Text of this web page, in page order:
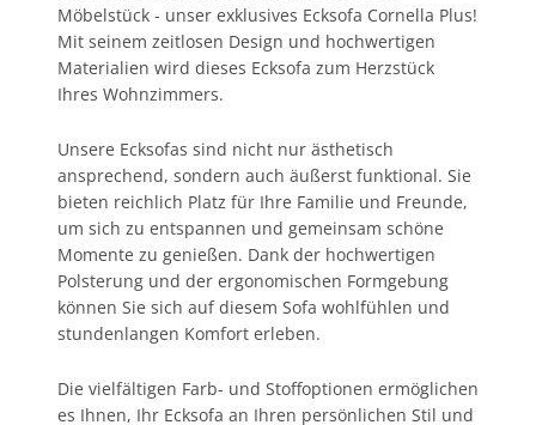
Möbelstück - unser exklusives Ecksofa Cornella Plus!
Mit seinem zeitlosen Design und hochwertigen
Materialien wird dieses Ecksofa zum Herzstück
Ihres Wohnzimmers.
Unsere Ecksofas sind nicht nur ästhetisch
ansprechend, sondern auch äußerst funktional. Sie
bieten reichlich Platz für Ihre Familie und Freunde,
um sich zu entspannen und gemeinsam schöne
Momente zu genießen. Dank der hochwertigen
Polsterung und der ergonomischen Formgebung
können Sie sich auf diesem Sofa wohlfühlen und
stundenlangen Komfort erleben.
Die vielfältigen Farb- und Stoffoptionen ermöglichen
es Ihnen, Ihr Ecksofa an Ihren persönlichen Stil und